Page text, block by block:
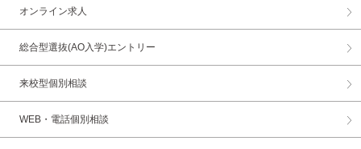
オンライン求人
総合型選抜(AO入学)エントリー
来校型個別相談
WEB・電話個別相談